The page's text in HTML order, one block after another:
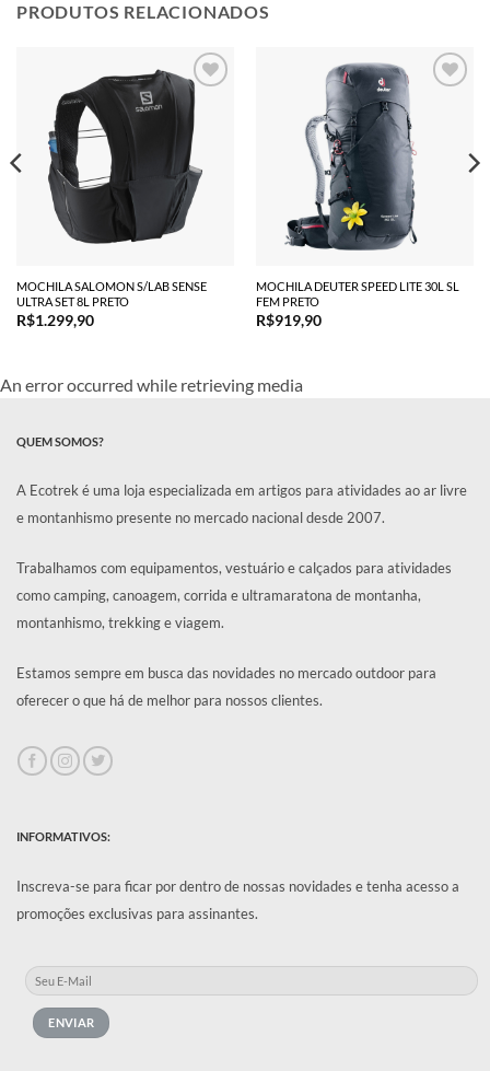
PRODUTOS RELACIONADOS
MOCHILA SALOMON S/LAB SENSE
ULTRA SET 8L PRETO
R$1.299,90
MOCHILA DEUTER SPEED LITE 30L SL
FEM PRETO
R$919,90
An error occurred while retrieving media
QUEM SOMOS?
A Ecotrek é uma loja especializada em artigos para atividades ao ar livre
e montanhismo presente no mercado nacional desde 2007.
Trabalhamos com equipamentos, vestuário e calçados para atividades
como camping, canoagem, corrida e ultramaratona de montanha,
montanhismo, trekking e viagem.
Estamos sempre em busca das novidades no mercado outdoor para
oferecer o que há de melhor para nossos clientes.
INFORMATIVOS:
Inscreva-se para ficar por dentro de nossas novidades e tenha acesso a
promoções exclusivas para assinantes.